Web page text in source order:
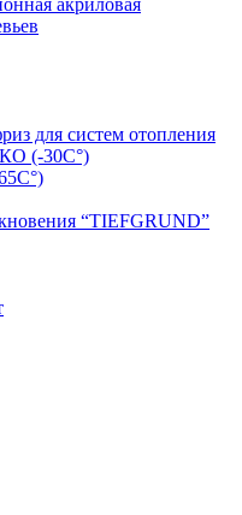
для систем отопления
(-30С°)
“TIEFGRUND”